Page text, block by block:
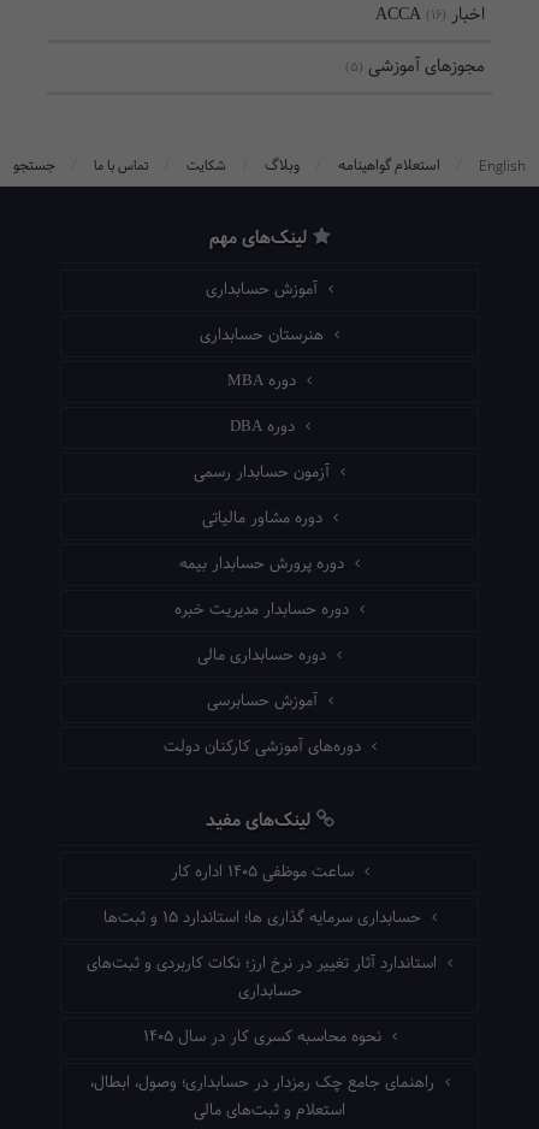
اخبار ACCA (16)
مجوزهای آموزشی (5)
English استعلام گواهینامه وبلاگ شکایت تماس با ما جستجو
لینک‌های مهم
آموزش حسابداری
هنرستان حسابداری
دوره MBA
دوره DBA
آزمون حسابدار رسمی
دوره مشاور مالیاتی
دوره پرورش حسابدار بیمه
دوره حسابدار مدیریت خبره
دوره حسابداری مالی
آموزش حسابرسی
دوره‌های آموزشی کارکنان دولت
لینک‌های مفید
ساعت موظفی ۱۴۰۵ اداره کار
حسابداری سرمایه گذاری ها؛ استاندارد ۱۵ و ثبت‌ها
استاندارد آثار تغییر در نرخ ارز؛ نکات کاربردی و ثبت‌های
حسابداری
نحوه محاسبه کسری کار در سال ۱۴۰۵
راهنمای جامع چک رمزدار در حسابداری؛ وصول، ابطال،
استعلام و ثبت‌های مالی